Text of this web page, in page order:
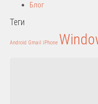
Блог
Теги
Android Gmail iPhone